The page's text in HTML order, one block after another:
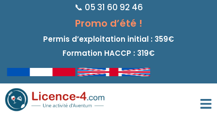
📞 05 31 60 92 46
Promo d’été !
Permis d’exploitation initial : 359€
Formation HACCP : 319€